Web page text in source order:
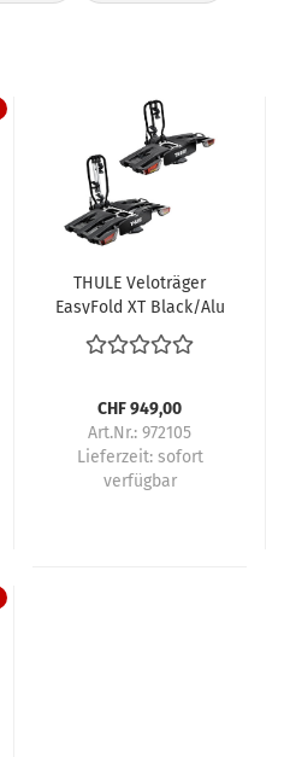
THULE Veloträger
EasyFold XT Black/Alu
für 2 Velos
CHF 949,00
Art.Nr.: 972105
Lieferzeit: sofort
verfügbar